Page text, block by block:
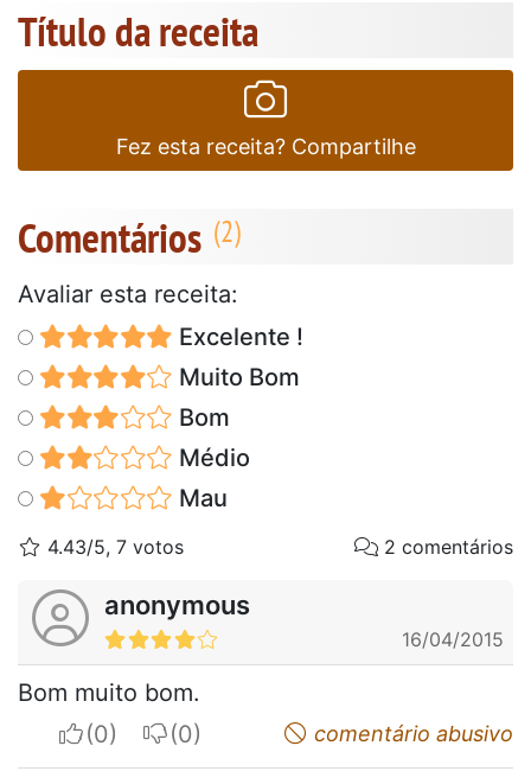
Título da receita
Fez esta receita? Compartilhe
Comentários
Avaliar esta receita:
Excelente !
Muito Bom
Bom
Médio
Mau
4.43/5, 7 votos 2 comentários
anonymous
16/04/2015
Bom muito bom.
I apreciateI do not appreciatecomentário abusivo